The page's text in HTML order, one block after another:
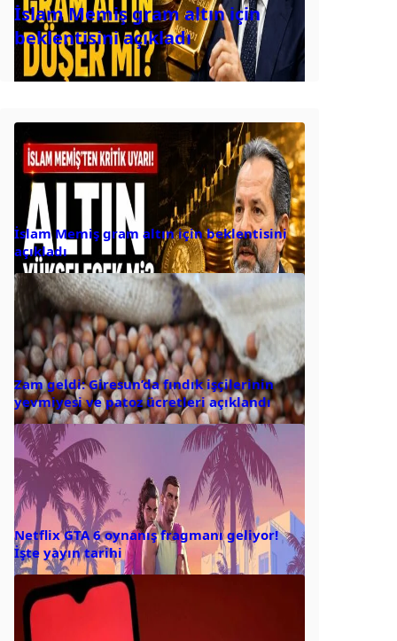
İslam Memiş gram altın için
beklentisini açıkladı
İslam Memiş gram altın için beklentisini
açıkladı
Zam geldi: Giresun’da fındık işçilerinin
yevmiyesi ve patoz ücretleri açıklandı
Netflix GTA 6 oynanış fragmanı geliyor!
İşte yayın tarihi